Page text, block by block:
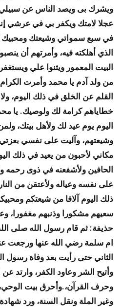
ويشرك بى ويصد الناس عن
عجلا لامتك ويكفر بي في عرشي
في سبع سمواتي وشيعتك ومحبيك
الذي أهلكته فيه، وأمرتهم أن
البيت المعمور ويثنوا علي
من ولد آدم يا محمد وأمرت الكرام
القلم عن الخلق في ذلك اليوم،
خطاياهم كرامة لك ولوصيك. يا
اليوم يوم عيد لك ولأهل بيتك،
وشيعتهم، وآليت على نفسي
مكاني لأحبون من يعيد في ذلك
الحافين ولأشفعنه في ذوى رحمه
على نفسه وعياله ولأعتقن من
ذلك اليوم آلافا من شيعتكم
سعيهم مشكورا وذنبهم مغفورا،
حذيفة: ثم قام رسول الله صلى
ام سلمة رضي الله عنها ورجعت
الثاني حتى رأيت بعد وفاة رسول
وأتيح الشر وعاود الكفر، وارتد
وحرف القرآن،.وأحرق بيت
وغير الملة ونقل السنة، ورد